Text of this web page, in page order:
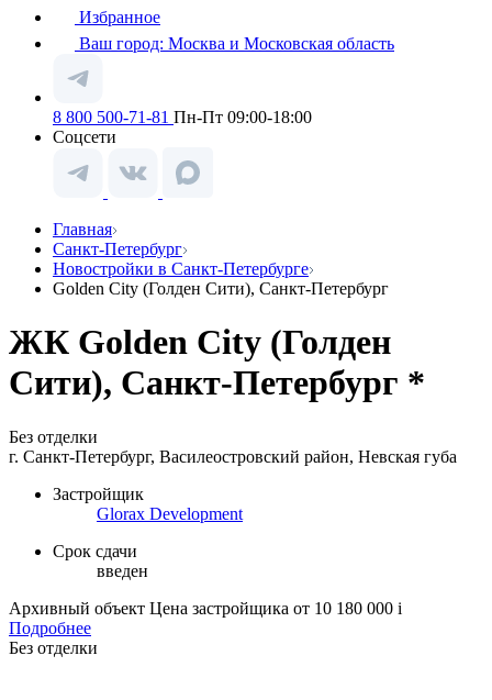
Избранное
Ваш город: Москва и Московская область
8 800 500-71-81 Пн-Пт 09:00-18:00
Соцсети
Главная
Санкт-Петербург
Новостройки в Санкт-Петербурге
Golden City (Голден Сити), Санкт-Петербург
ЖК Golden City (Голден
Сити), Санкт-Петербург *
Без отделки
г. Санкт-Петербург, Василеостровский район, Невская губа
Застройщик
Glorax Development
Срок сдачи
введен
Архивный объект Цена застройщика от 10 180 000 i
Подробнее
Без отделки